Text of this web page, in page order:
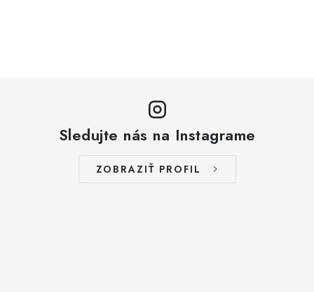
Sledujte nás na Instagrame
ZOBRAZIŤ PROFIL